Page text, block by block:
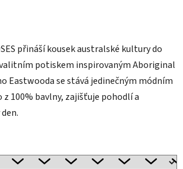
přináší kousek australské kultury do
potiskem inspirovaným Aboriginal
Eastwooda se stává jedinečným módním
z 100% bavlny, zajišťuje pohodlí a